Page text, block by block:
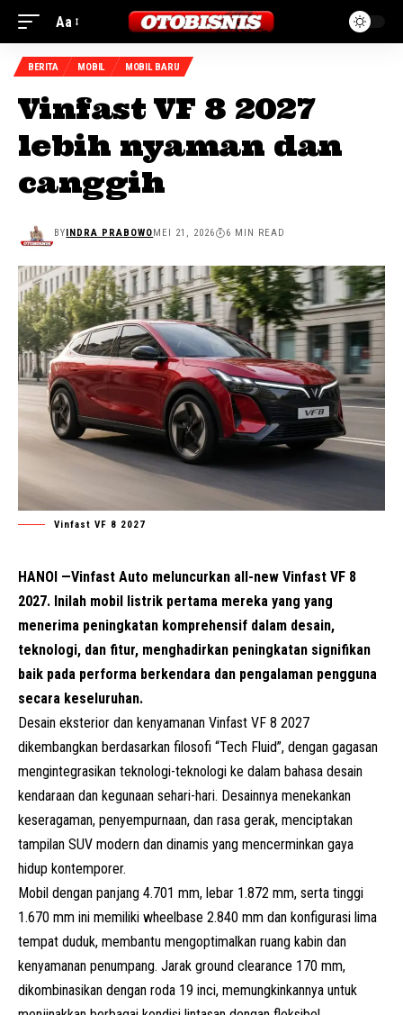
Aa
BERITA MOBIL MOBIL BARU
Vinfast VF 8 2027
lebih nyaman dan
canggih
BYINDRA PRABOWOMEI 21, 2026 6 MIN READ
Vinfast VF 8 2027
HANOI —Vinfast Auto meluncurkan all-new Vinfast VF 8
2027. Inilah mobil listrik pertama mereka yang yang
menerima peningkatan komprehensif dalam desain,
teknologi, dan fitur, menghadirkan peningkatan signifikan
baik pada performa berkendara dan pengalaman pengguna
secara keseluruhan.
Desain eksterior dan kenyamanan Vinfast VF 8 2027
dikembangkan berdasarkan filosofi “Tech Fluid”, dengan gagasan
mengintegrasikan teknologi-teknologi ke dalam bahasa desain
kendaraan dan kegunaan sehari-hari. Desainnya menekankan
keseragaman, penyempurnaan, dan rasa gerak, menciptakan
tampilan SUV modern dan dinamis yang mencerminkan gaya
hidup kontemporer.
Mobil dengan panjang 4.701 mm, lebar 1.872 mm, serta tinggi
1.670 mm ini memiliki wheelbase 2.840 mm dan konfigurasi lima
tempat duduk, membantu mengoptimalkan ruang kabin dan
kenyamanan penumpang. Jarak ground clearance 170 mm,
dikombinasikan dengan roda 19 inci, memungkinkannya untuk